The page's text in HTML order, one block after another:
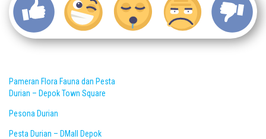
Pameran Flora Fauna dan Pesta
Durian – Depok Town Square
Pesona Durian
Pesta Durian – DMall Depok